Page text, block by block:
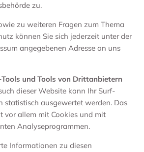
zu.
zu weiteren Fragen zum Thema
können Sie sich jederzeit unter der
angegebenen Adresse an uns
und Tools von Drittanbietern
dieser Website kann Ihr Surf-
statistisch ausgewertet werden. Das
vor allem mit Cookies und mit
Analyseprogrammen.
Informationen zu diesen